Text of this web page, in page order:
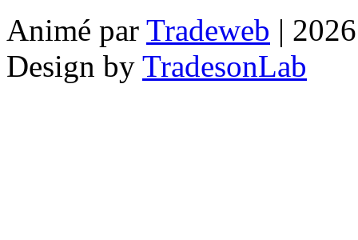
Animé par Tradeweb |
Design by TradesonLab